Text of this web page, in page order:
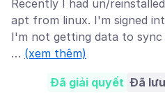
Recently I had un/
apt from linux. I'm signed
I'm not getting data to sync
… (xem thêm)
Đã giải quyết Đã